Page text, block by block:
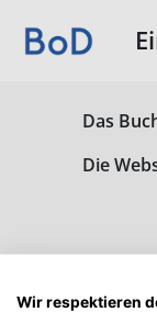
Das
Die
Wir respektieren